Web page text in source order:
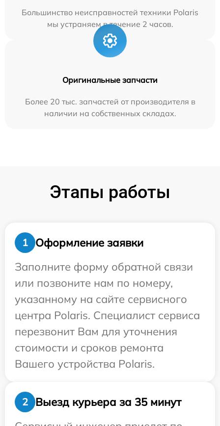
Большинство неисправностей техники Polaris
мы устраняем в течение 2 часов.
Оригинальные запчасти
Более 20 тыс. запчастей от производителя в
наличии на собственных складах.
Этапы работы
1
Оформление заявки
Заполните форму обратной связи
или позвоните нам по номеру,
указанному на сайте сервисного
центра Polaris. Специалист сервиса
перезвонит Вам для уточнения
стоимости и сроков ремонта
Вашего устройства Polaris.
2
Выезд курьера за 35 минут